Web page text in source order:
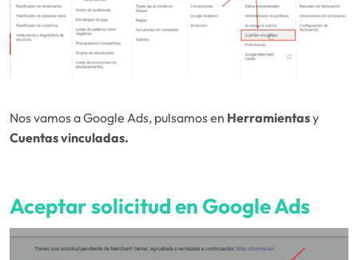
Nos vamos a Google Ads, pulsamos en Herramientasy
Cuentas vinculadas.
Aceptar solicitud en Google Ads